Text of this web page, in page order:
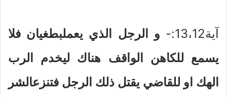
آية13،12:-
و الرجل الذي يعملبطغيان فلا
يسمع للكاهن الواقف هناك ليخدم الرب
الهك او للقاضي يقتل ذلك الرجل فتنزعالشر